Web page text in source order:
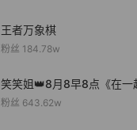
王者万象棋
粉丝 184.78w
笑笑姐👑8月8早8点《在一
生日盛典
粉丝 643.62w